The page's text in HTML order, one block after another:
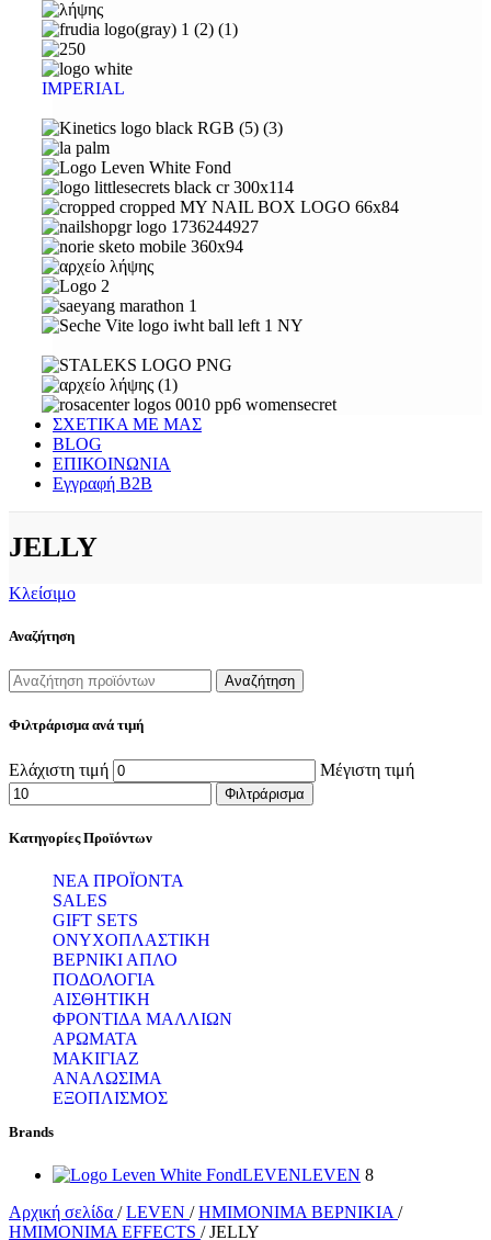
IMPERIAL
ΣΧΕΤΙΚΑ ΜΕ ΜΑΣ
BLOG
ΕΠΙΚΟΙΝΩΝΙΑ
Εγγραφή Β2Β
JELLY
Κλείσιμο
Αναζήτηση
Αναζήτηση
Φιλτράρισμα ανά τιμή
Ελάχιστη τιμή Μέγιστη τιμή
Φιλτράρισμα
Κατηγορίες Προϊόντων
ΝΕΑ ΠΡΟΪΟΝΤΑ
SALES
GIFT SETS
ΟΝΥΧΟΠΛΑΣΤΙΚΗ
ΒΕΡΝΙΚΙ ΑΠΛΟ
ΠΟΔΟΛΟΓΙΑ
ΑΙΣΘΗΤΙΚΗ
ΦΡΟΝΤΙΔΑ ΜΑΛΛΙΩΝ
ΑΡΩΜΑΤΑ
ΜΑΚΙΓΙΑΖ
ΑΝΑΛΩΣΙΜΑ
ΕΞΟΠΛΙΣΜΟΣ
Brands
LEVENLEVEN 8
Αρχική σελίδα / LEVEN / ΗΜΙΜΟΝΙΜΑ ΒΕΡΝΙΚΙΑ /
ΗΜΙMONIΜΑ EFFECTS / JELLY